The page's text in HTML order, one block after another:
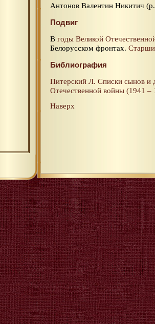
Антонов Валентин Никитич
Подвиг
В годы Великой
Белорусском фронтах.
Библиография
Питерский Л. Списки сынов и
Отечественной войны (1941 –
Наверх